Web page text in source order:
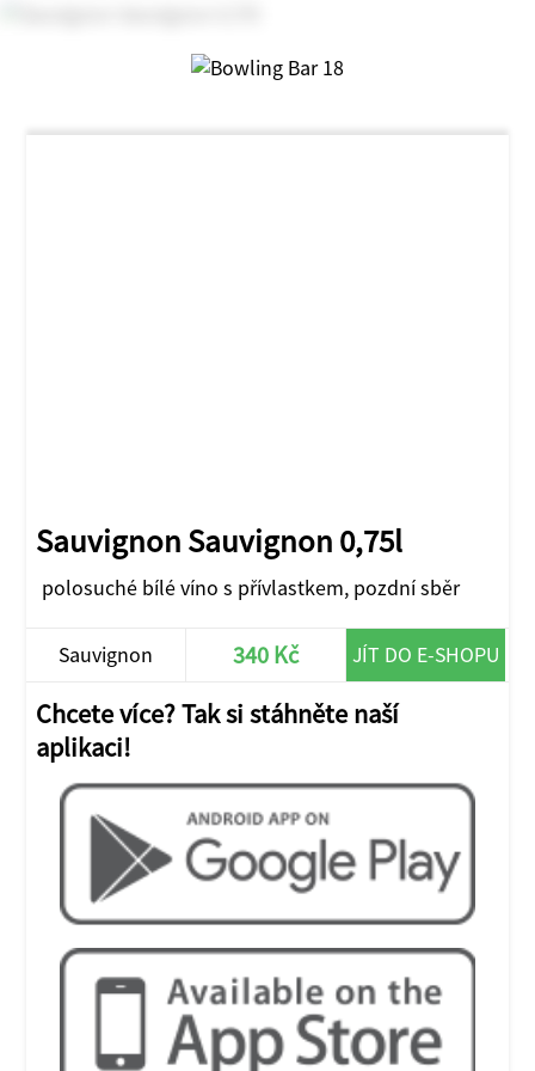
Sauvignon Sauvignon 0,75l
polosuché bílé víno s přívlastkem, pozdní sběr
Sauvignon 340 Kč JÍT DO E-SHOPU
Chcete více? Tak si stáhněte naší
aplikaci!